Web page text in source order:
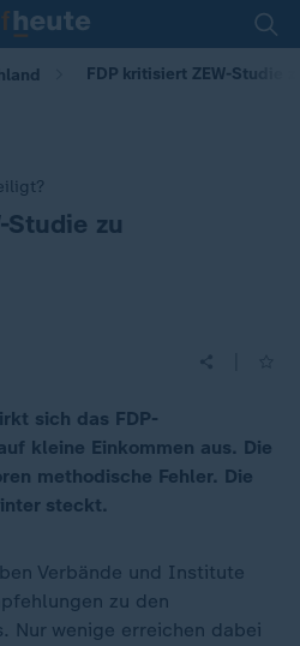
FDP kritisiert ZEW-Studie
Studie zu
sich das FDP-
kleine Einkommen aus. Die
methodische Fehler. Die
steckt.
Verbände und Institute
zu den
Nur wenige erreichen dabei